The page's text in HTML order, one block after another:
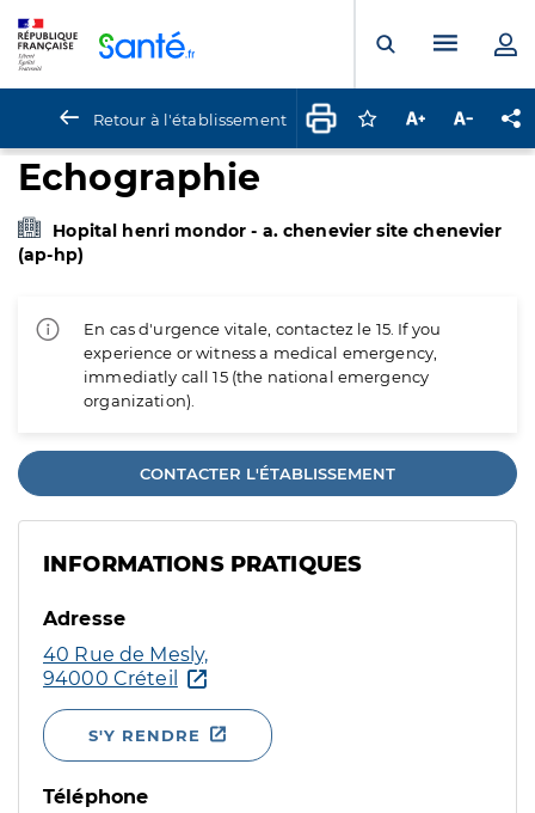
Ouvrir laMenu
Retour à l'établissement Connectez-vous
Augmenter la
Echographie
Hopital henri mondor - a. chenevier site chenevier
(ap-hp)
En cas d'urgence vitale, contactez le 15. If you
experience or witness a medical emergency,
immediatly call 15 (the national emergency
organization).
CONTACTER L'ÉTABLISSEMENT
INFORMATIONS PRATIQUES
Adresse
40 Rue de Mesly,
94000 Créteil
S'Y RENDRE
Téléphone